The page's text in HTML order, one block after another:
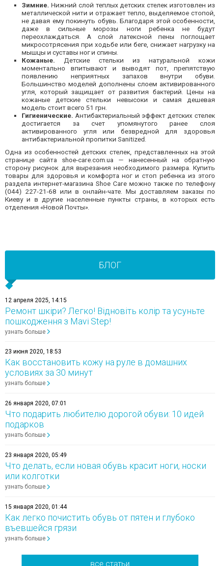
Зимние. Нижний слой теплых детских стелек изготовлен из
металлической нити и отражает тепло, выделяемое стопой,
не давая ему покинуть обувь. Благодаря этой особенности,
даже в сильные морозы ноги ребенка не будут
переохлаждаться. А слой латексной пены поглощает
микросотрясения при ходьбе или беге, снижает нагрузку на
мышцы и суставы ног и спины.
Кожаные. Детские стельки из натуральной кожи
моментально впитывают и выводят пот, препятствую
появлению неприятных запахов внутри обуви.
Большинство моделей дополнены слоем активированного
угля, который защищает от развития бактерий. Цены на
кожаные детские стельки невысоки и самая дешевая
модель стоит всего 51 грн.
Гигиенические. Антибактериальный эффект детских стелек
достигается за счет упомянутого ранее слоя
активированного угля или безвредной для здоровья
антибактериальной пропитки Sanitized.
Одна из особенностей детских стелек, представленных на этой
странице сайта shoe-care.com.ua — нанесенный на обратную
сторону рисунок для вырезания необходимого размера. Купить
товары для здоровья и комфорта ног и стоп ребенка из этого
раздела интернет-магазина Shoe Care можно также по телефону
(044) 227-21-68 или в онлайн-чате. Мы доставляем заказы по
Киеву и в другие населенные пункты страны, в которых есть
отделения «Новой Почты».
БЛОГ
12 апреля 2025, 14:15
Ремонт шкіри? Легко! Відновіть колір та усуньте
пошкодження з Mavi Step!
узнать больше
23 июня 2020, 18:53
Как восстановить кожу на руле в домашних
условиях за 30 минут
узнать больше
26 января 2020, 07:01
Что подарить любителю дорогой обуви: 10 идей
подарков
узнать больше
23 января 2020, 05:49
Что делать, если новая обувь красит ноги, носки
или колготки
узнать больше
15 января 2020, 01:44
Как легко почистить обувь от пятен и глубоко
въевшейся грязи
узнать больше
все статьи